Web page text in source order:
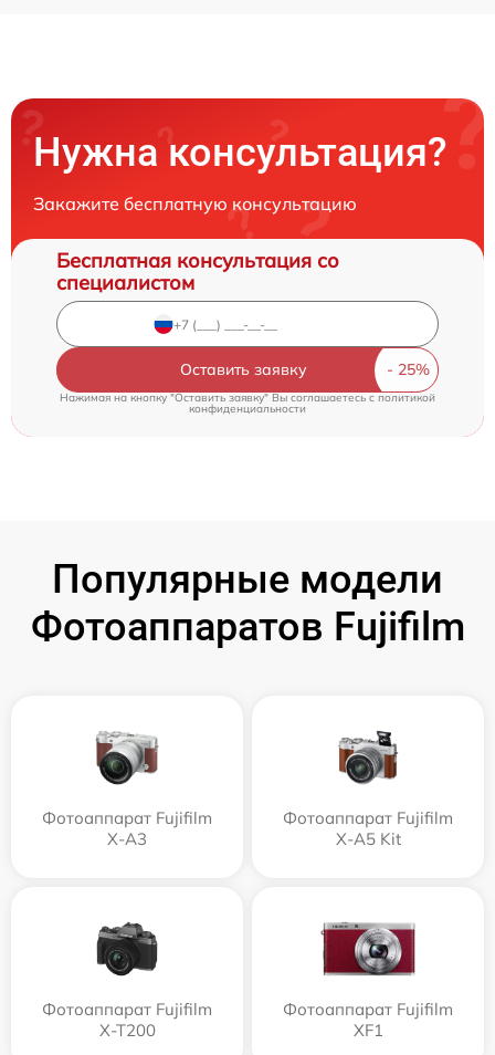
Нужна консультация?
Закажите бесплатную консультацию
Бесплатная консультация со
специалистом
Оставить заявку
Нажимая на кнопку "Оставить заявку" Вы соглашаетесь c политикой
конфиденциальности
Популярные модели
Фотоаппаратов Fujifilm
Фотоаппарат Fujifilm
X-A3
Фотоаппарат Fujifilm
X-A5 Kit
Фотоаппарат Fujifilm
X-T200
Фотоаппарат Fujifilm
XF1